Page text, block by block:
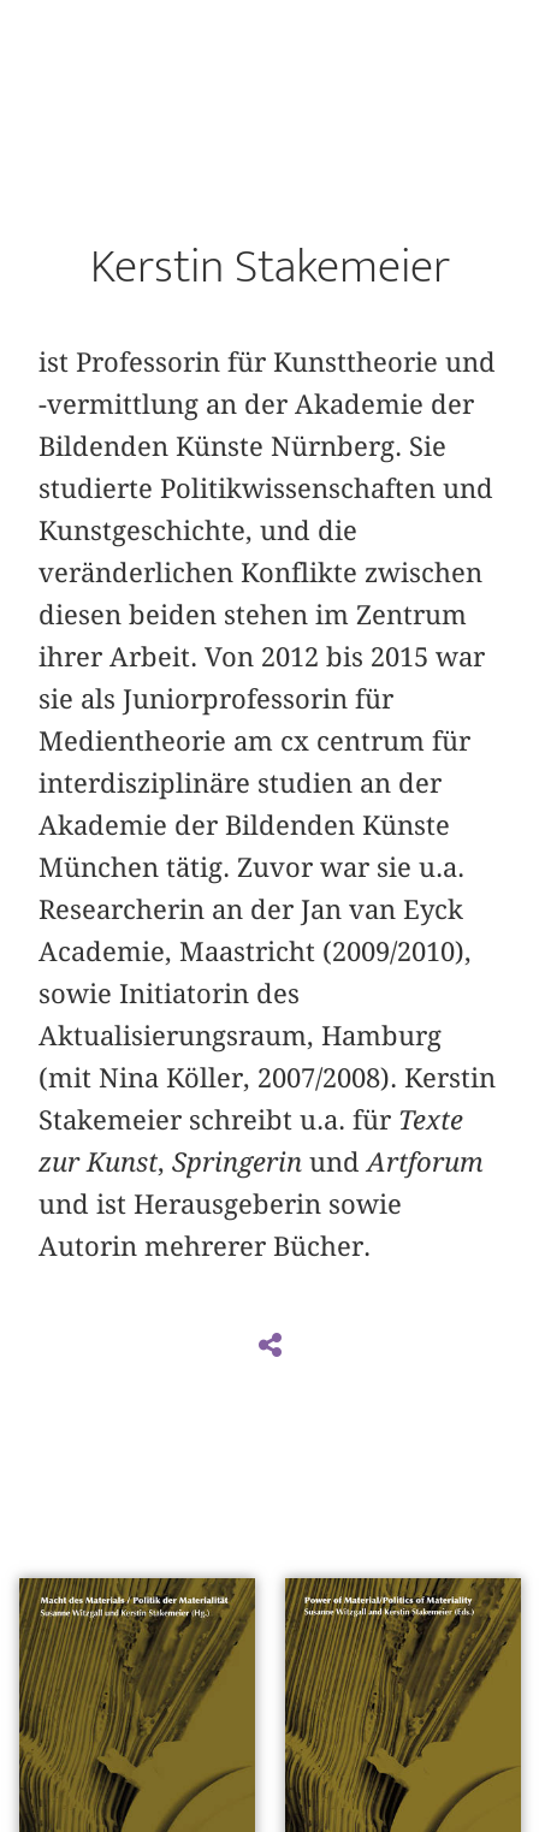
Kerstin Stakemeier
ist Professorin für Kunsttheorie und
-vermittlung an der Akademie der
Bildenden Künste Nürnberg. Sie
studierte Politikwissenschaften und
Kunstgeschichte, und die
veränderlichen Konflikte zwischen
diesen beiden stehen im Zentrum
ihrer Arbeit. Von 2012 bis 2015 war
sie als Juniorprofessorin für
Medientheorie am cx centrum für
interdisziplinäre studien an der
Akademie der Bildenden Künste
München tätig. Zuvor war sie u.a.
Researcherin an der Jan van Eyck
Academie, Maastricht (2009/2010),
sowie Initiatorin des
Aktualisierungsraum, Hamburg
(mit Nina Köller, 2007/2008). Kerstin
Stakemeier schreibt u.a. für Texte
zur Kunst,SpringerinundArtforum
und ist Herausgeberin sowie
Autorin mehrerer Bücher.